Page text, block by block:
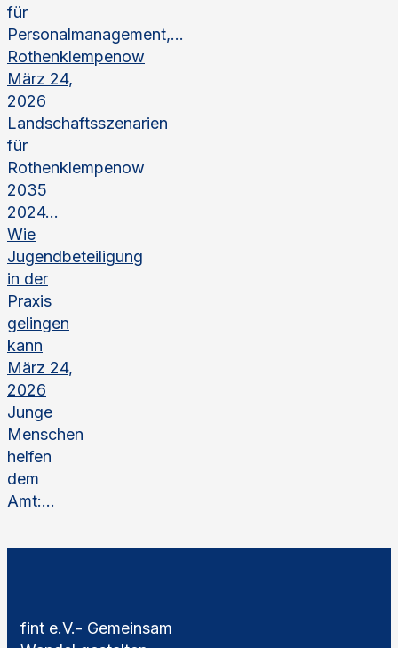
für
Personalmanagement,...
Rothenklempenow
März 24,
2026
Landschaftsszenarien
für
Rothenklempenow
2035
2024...
Wie
Jugendbeteiligung
in der
Praxis
gelingen
kann
März 24,
2026
Junge
Menschen
helfen
dem
Amt:...
fint e.V.- Gemeinsam